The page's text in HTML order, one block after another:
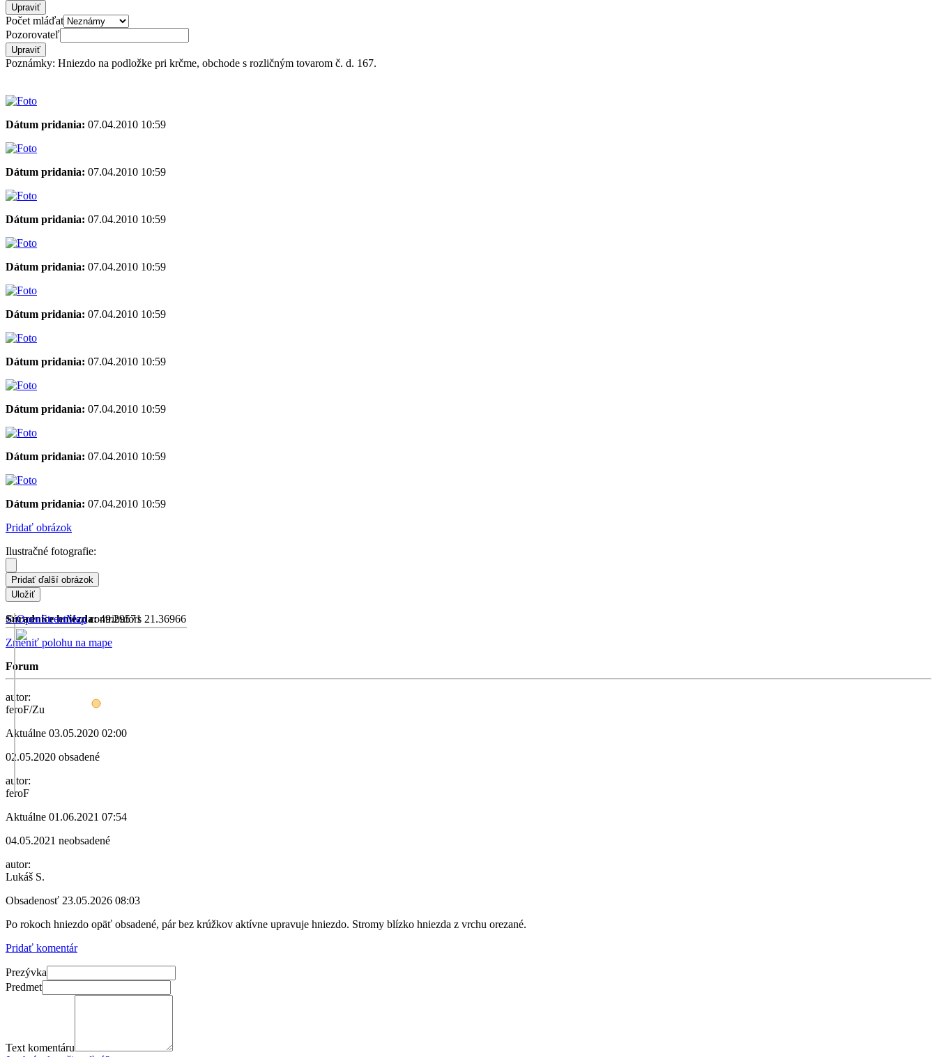
Počet mláďat
Pozorovateľ
Poznámky: Hniezdo na podložke pri krčme, obchode s rozličným tovarom č. d. 167.
Dátum pridania: 07.04.2010 10:59
Dátum pridania: 07.04.2010 10:59
Dátum pridania: 07.04.2010 10:59
Dátum pridania: 07.04.2010 10:59
Dátum pridania: 07.04.2010 10:59
Dátum pridania: 07.04.2010 10:59
Dátum pridania: 07.04.2010 10:59
Dátum pridania: 07.04.2010 10:59
Dátum pridania: 07.04.2010 10:59
Pridať obrázok
Ilustračné fotografie:
+−
©OpenStreetMapcontributors
Súradnice hniezda:49.29571 21.36966
Zmeniť polohu na mape
Forum
autor:
feroF/Zu
Aktuálne 03.05.2020 02:00
02.05.2020 obsadené
autor:
feroF
Aktuálne 01.06.2021 07:54
04.05.2021 neobsadené
autor:
Lukáš S.
Obsadenosť 23.05.2026 08:03
Po rokoch hniezdo opäť obsadené, pár bez krúžkov aktívne upravuje hniezdo. Stromy blízko hniezda z vrchu orezané.
Pridať komentár
Prezývka
Predmet
Text komentáru